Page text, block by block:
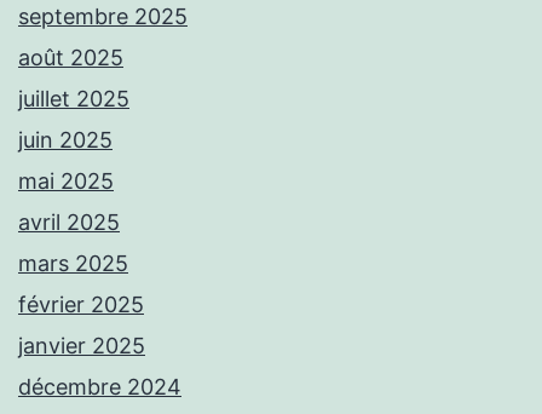
septembre 2025
août 2025
juillet 2025
juin 2025
mai 2025
avril 2025
mars 2025
février 2025
janvier 2025
décembre 2024